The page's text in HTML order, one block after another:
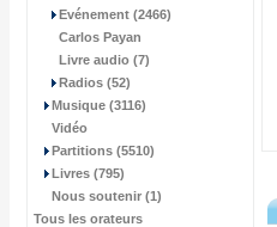
Evénement (2466)
Carlos Payan
Livre audio (7)
Radios (52)
Musique (3116)
Vidéo
Partitions (5510)
Livres (795)
Nous soutenir (1)
Tous les orateurs